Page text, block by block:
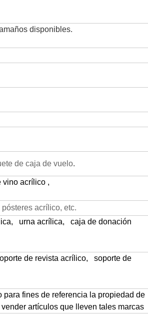
disponibles.
de caja de vuelo.
vino acrílico ,
pósteres acrílico, etc.
, urna acrílica,
caja de donación
de revista acrílico,
soporte de
fines de referencia la propiedad de
artículos que lleven tales marcas